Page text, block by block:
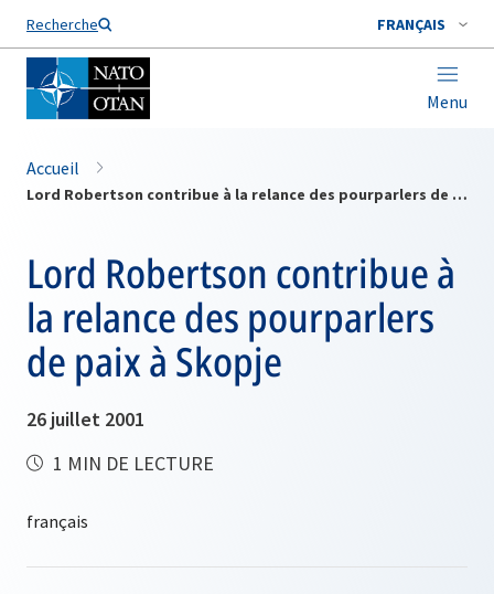
Recherche FRANÇAIS
Menu
Nom de famille*
Accueil
Lord Robertson contribue à la relance des pourparlers de paix à Skopje
Lord Robertson contribue à
la relance des pourparlers
de paix à Skopje
26 juillet 2001
1 MIN DE LECTURE